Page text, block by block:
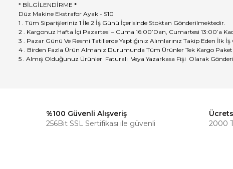
* BİLGİLENDİRME *
Düz Makine Ekstrafor Ayak - S10
1 . Tüm Siparişleriniz 1 İle 2 İş Günü İçerisinde Stoktan Gönderilmektedir.
2 . Kargonuz Hafta İçi Pazartesi – Cuma 16:00’Dan, Cumartesi 13:00’a
3 . Pazar Günü Ve Resmi Tatillerde Yaptığınız Alımlarınız Takip Eden İlk
4 . Birden Fazla Ürün Almanız Durumunda Tüm Ürünler Tek Kargo
5 . Almış Olduğunuz Ürünler Faturalı Veya Yazarkasa Fişi Olarak
%100 Güvenli Alışveriş
256Bit SSL Sertifikası ile güvenli
2000